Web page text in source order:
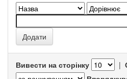
Вивести на сторінку |